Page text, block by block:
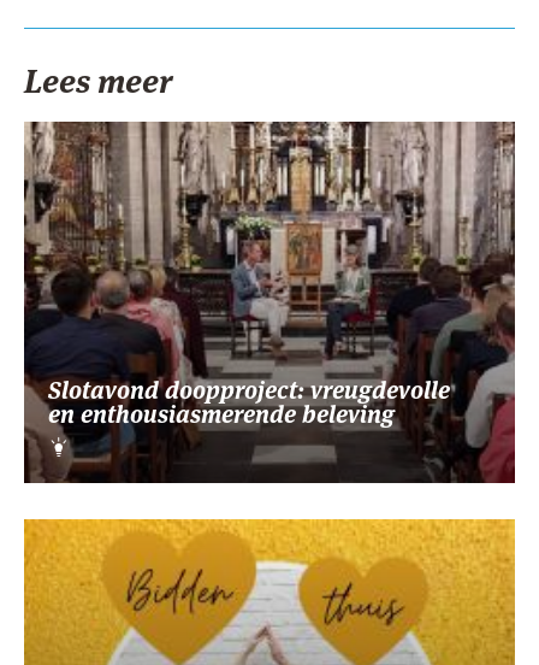
Lees meer
Slotavond doopproject: vreugdevolle
en enthousiasmerende beleving